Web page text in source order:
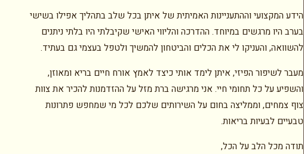
הידע המקצועי וההתעניינות האמיתית של איתן בכל שלב בתהליך אפילו בשישי
בערב היו מרגשים במיוחד. ההדרכה והליווי האישי שקיבלתי היו בלתי ניתנים
להשוואה, והעניקו לי את הכלים והביטחון להמשיך ולטפל בעצמי גם בעתיד.
מעבר לשיפור הפיזי, איתן לימד אותי כיצד לאמץ אורח חיים בריא ומאוזן,
והשפיע על כל תחומי חיי. אני מרגישה ברת מזל על ההזדמנות להכיר את צוות
צוף צמחים, וממליצה בחום על השירותים שלכם לכל מי שמחפש פתרונות
טבעיים לבעיות בריאות.
תודה מכל הלב על הכל,